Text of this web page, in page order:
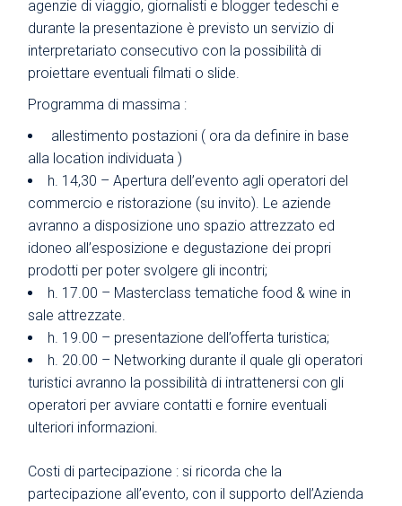
agenzie di viaggio, giornalisti e blogger tedeschi e
durante la presentazione è previsto un servizio di
interpretariato consecutivo con la possibilità di
proiettare eventuali filmati o slide.
Programma di massima :
allestimento postazioni ( ora da definire in base
alla location individuata )
h. 14,30 – Apertura dell’evento agli operatori del
commercio e ristorazione (su invito). Le aziende
avranno a disposizione uno spazio attrezzato ed
idoneo all’esposizione e degustazione dei propri
prodotti per poter svolgere gli incontri;
h. 17.00 – Masterclass tematiche food & wine in
sale attrezzate.
h. 19.00 – presentazione dell’offerta turistica;
h. 20.00 – Networking durante il quale gli operatori
turistici avranno la possibilità di intrattenersi con gli
operatori per avviare contatti e fornire eventuali
ulteriori informazioni.
Costi di partecipazione : si ricorda che la
partecipazione all’evento, con il supporto dell’Azienda